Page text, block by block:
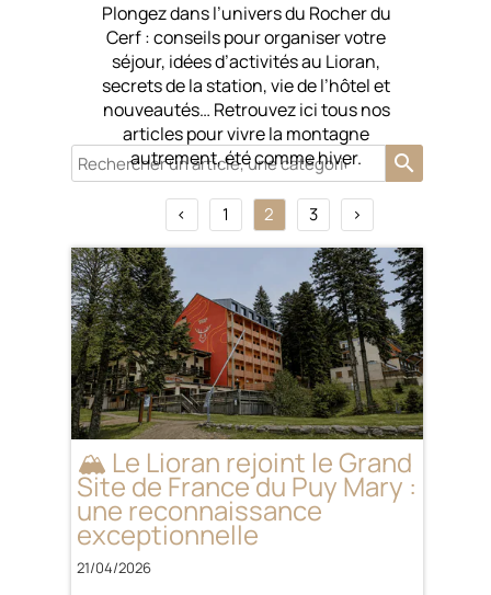
Plongez dans l’univers du Rocher du
Cerf : conseils pour organiser votre
séjour, idées d’activités au Lioran,
secrets de la station, vie de l’hôtel et
nouveautés… Retrouvez ici tous nos
articles pour vivre la montagne
autrement, été comme hiver.
search
< 1 2 3 >
🏔️ Le Lioran rejoint le Grand
Site de France du Puy Mary :
une reconnaissance
exceptionnelle
21/04/2026